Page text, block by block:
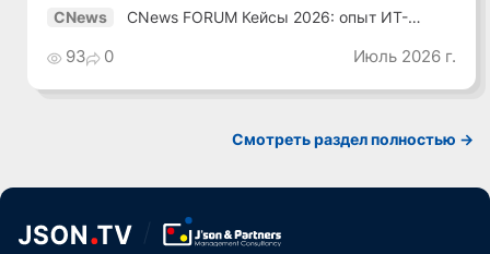
CNews
CNews FORUM Кейсы 2026: опыт ИТ-
93 0 Июль 2026 г.
Смотреть раздел полностью ->